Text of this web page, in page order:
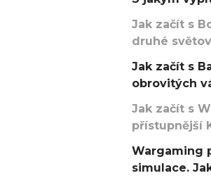
Jak začít s
druhé
Jak začít s
obrovitých
Jak začít s
přístupnější
Wargaming
simulace.